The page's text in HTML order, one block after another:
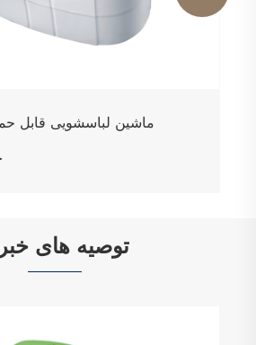
ماشین لباسشویی قابل
توصیه های